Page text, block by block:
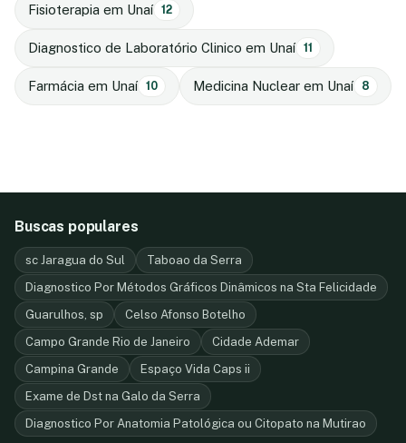
Fisioterapia em Unaí 12
Diagnostico de Laboratório Clinico em Unaí 11
Farmácia em Unaí 10 Medicina Nuclear em Unaí 8
Buscas populares
sc Jaragua do Sul
Taboao da Serra
Diagnostico Por Métodos Gráficos Dinâmicos na Sta Felicidade
Guarulhos, sp
Celso Afonso Botelho
Campo Grande Rio de Janeiro
Cidade Ademar
Campina Grande
Espaço Vida Caps ii
Exame de Dst na Galo da Serra
Diagnostico Por Anatomia Patológica ou Citopato na Mutirao